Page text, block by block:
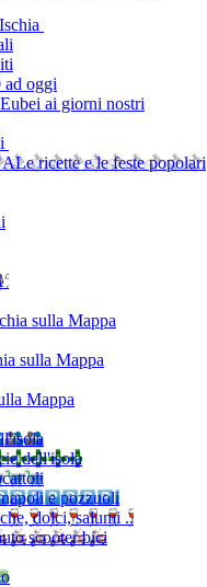
ad oggi
ai giorni nostri
Le ricette e le feste popolari
sulla Mappa
sulla Mappa
Mappa
dell'isola
e pozzuoli
dolci, salumi ..
scooter bici